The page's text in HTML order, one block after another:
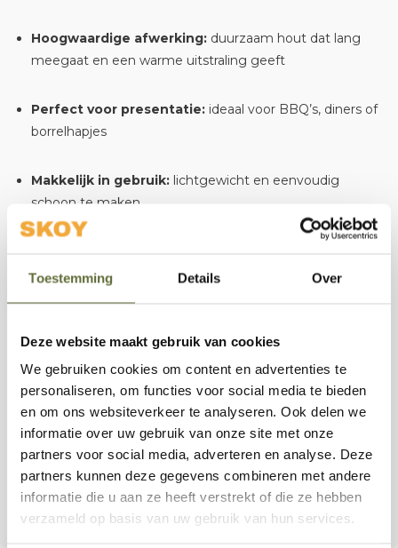
Toestemming Details Over
Deze website maakt gebruik van cookies
We gebruiken cookies om content en advertenties te
personaliseren, om functies voor social media te bieden
en om ons websiteverkeer te analyseren. Ook delen we
informatie over uw gebruik van onze site met onze
partners voor social media, adverteren en analyse. Deze
partners kunnen deze gegevens combineren met andere
informatie die u aan ze heeft verstrekt of die ze hebben
verzameld op basis van uw gebruik van hun services.
Hoogwaardige afwerking: duurzaam hout dat lang
meegaat en een warme uitstraling geeft
Perfect voor presentatie: ideaal voor BBQ’s, diners of
borrelhapjes
Makkelijk in gebruik: lichtgewicht en eenvoudig
schoon te maken
Serveerplank 1: 55x20x1,8 cm
Serveerplank 2: 55x30x1,8 cm
Serveerplank 3: 55x40x1,8 cm
Of je nu een intiem diner organiseert of een groot BBQ-
feest, de
Serving Boards Set of 3
maakt van elke
maaltijd een stijlvolle beleving.